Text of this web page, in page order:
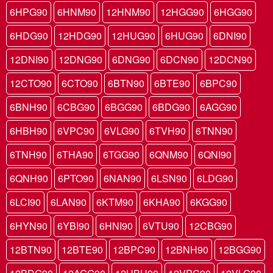
6HPG90 6HNM90 12HNM90 12HGG90
6HGG90
6HDG90
12HDG90 12HUG90 6HUG90
6DNI90
12DNI90
12DNG90 6DNG90 6DCN90
12DCN90
12CTO90
6CTO90 6BTN90 6BTE90
6BPC90
6BNH90
6CBG90 6BGG90 6BDG90
6AGG90
6HBH90
6VPC90 6VLG90 6TVH90
6TNN90
6TNH90
6THA90 6TGG90 6QNM90
6QNI90
6QNH90
6PTO90 6NAN90 6LSN90
6LDG90
6LCI90
6LAN90 6KTM90 6KHA90
6KGG90
6HYN90
6YBI90 6HNI90 6VTU90
12CBG90
12BTN90
12BTE90 12BPC90 12BNH90
12BGG90